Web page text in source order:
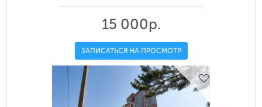
15 000р.
ЗАПИСАТЬСЯ НА ПРОСМОТР